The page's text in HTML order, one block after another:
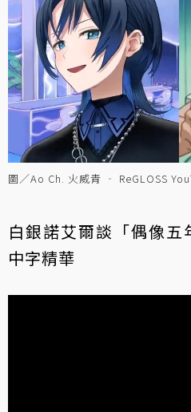
圖／Ao Ch. 火威青 ‐ ReGLOSS
白銀諾艾爾談「偶像
中字精華